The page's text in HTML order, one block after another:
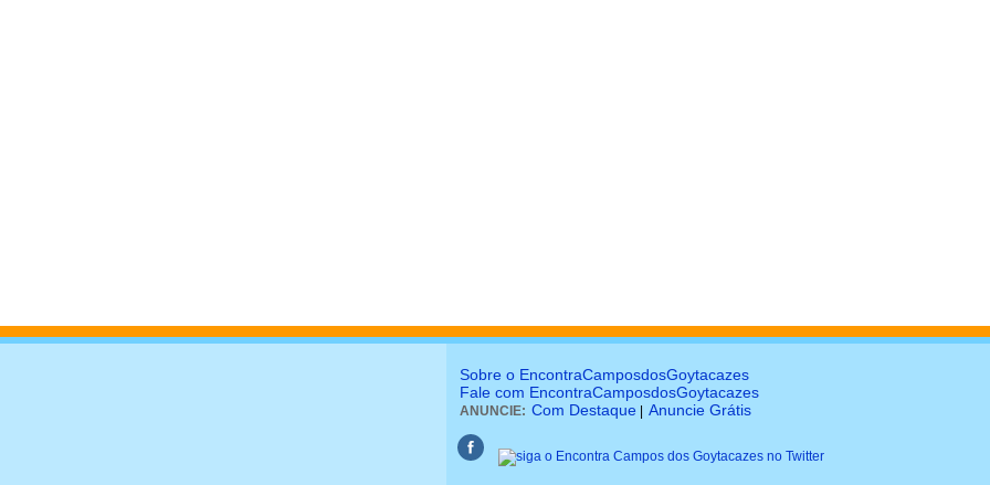
Sobre o EncontraCamposdosGoytacazes
Fale com EncontraCamposdosGoytacazes
ANUNCIE: Com Destaque Anuncie Grátis